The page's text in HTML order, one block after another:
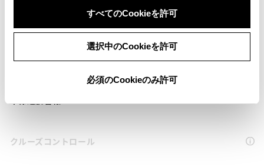
すべてのCookieを許可
選択中のCookieを許可
必須のCookieのみ許可
衝突被害軽減ブレーキ
Toyota Safety Sense・Lexus Safety Systemのﾌﾟﾘｸﾗｯｼｭｾｰﾌﾃｨ
（対車両）
クルーズコントロール